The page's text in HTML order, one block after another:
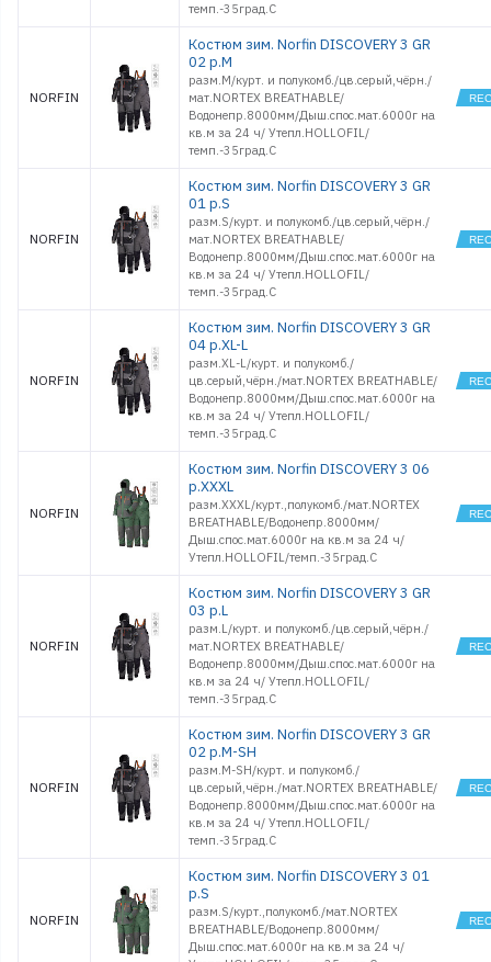
темп.-35град.С
NORFIN
Костюм зим. Norfin DISCOVERY 3 GR
02 р.M
разм.M/курт. и полукомб./цв.серый,чёрн./
мат.NORTEX BREATHABLE/
Водонепр.8000мм/Дыш.спос.мат.6000г на
кв.м за 24 ч/ Утепл.HOLLOFIL/
темп.-35град.С
NORFIN
Костюм зим. Norfin DISCOVERY 3 GR
01 р.S
разм.S/курт. и полукомб./цв.серый,чёрн./
мат.NORTEX BREATHABLE/
Водонепр.8000мм/Дыш.спос.мат.6000г на
кв.м за 24 ч/ Утепл.HOLLOFIL/
темп.-35град.С
NORFIN
Костюм зим. Norfin DISCOVERY 3 GR
04 р.XL-L
разм.XL-L/курт. и полукомб./
цв.серый,чёрн./мат.NORTEX BREATHABLE/
Водонепр.8000мм/Дыш.спос.мат.6000г на
кв.м за 24 ч/ Утепл.HOLLOFIL/
темп.-35град.С
NORFIN
Костюм зим. Norfin DISCOVERY 3 06
р.XXXL
разм.XXXL/курт.,полукомб./мат.NORTEX
BREATHABLE/Водонепр.8000мм/
Дыш.спос.мат.6000г на кв.м за 24 ч/
Утепл.HOLLOFIL/темп.-35град.С
NORFIN
Костюм зим. Norfin DISCOVERY 3 GR
03 р.L
разм.L/курт. и полукомб./цв.серый,чёрн./
мат.NORTEX BREATHABLE/
Водонепр.8000мм/Дыш.спос.мат.6000г на
кв.м за 24 ч/ Утепл.HOLLOFIL/
темп.-35град.С
NORFIN
Костюм зим. Norfin DISCOVERY 3 GR
02 р.M-SH
разм.M-SH/курт. и полукомб./
цв.серый,чёрн./мат.NORTEX BREATHABLE/
Водонепр.8000мм/Дыш.спос.мат.6000г на
кв.м за 24 ч/ Утепл.HOLLOFIL/
темп.-35град.С
NORFIN
Костюм зим. Norfin DISCOVERY 3 01
р.S
разм.S/курт.,полукомб./мат.NORTEX
BREATHABLE/Водонепр.8000мм/
Дыш.спос.мат.6000г на кв.м за 24 ч/